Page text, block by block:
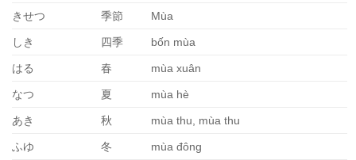
きせつ 季節 Mùa
しき 四季 bốn mùa
はる 春 mùa xuân
なつ 夏 mùa hè
あき 秋 mùa thu, mùa thu
ふゆ 冬 mùa đông